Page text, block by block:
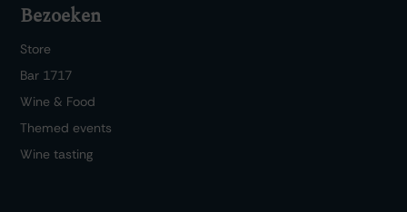
Bezoeken
Store
Bar 1717
Wine & Food
Themed events
Wine tasting